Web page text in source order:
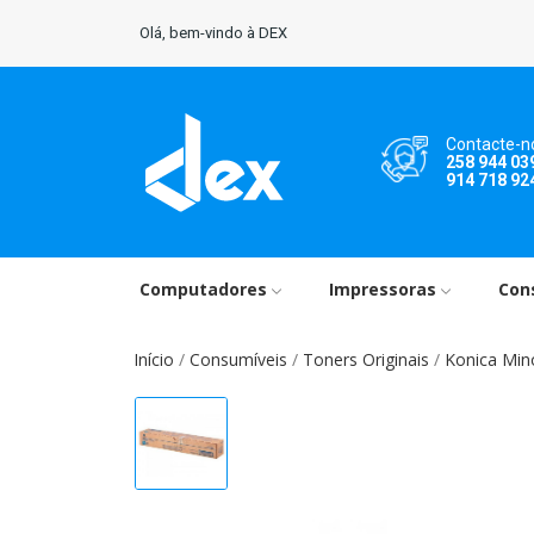
Olá, bem-vindo à DEX
Contacte-
258 944
914 718
Computadores Impressoras
Início Consumíveis Toners Originais Konica